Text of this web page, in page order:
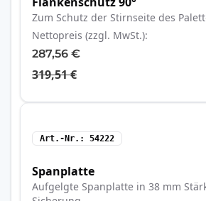
Zum Schutz der Stirnseite des
Nettopreis (zzgl. MwSt.)
287,56 €
319,51 €
Art.-Nr. 54222
Spanplatte
Aufgelgte Spanplatte in 38 mm